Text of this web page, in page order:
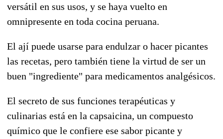
versátil en sus usos, y se haya vuelto en
omnipresente en toda cocina peruana.
El ají puede usarse para endulzar o hacer picantes
las recetas, pero también tiene la virtud de ser un
buen "ingrediente" para medicamentos analgésicos.
El secreto de sus funciones terapéuticas y
culinarias está en la capsaicina, un compuesto
químico que le confiere ese sabor picante y